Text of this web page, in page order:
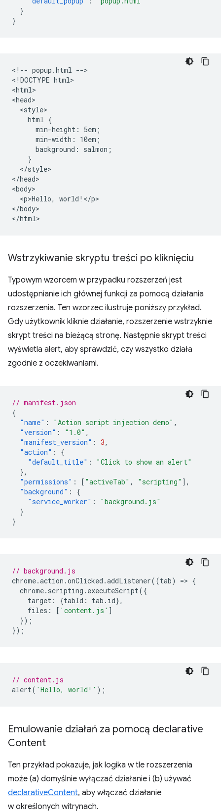
}
}
<!-- popup.html -->
<!DOCTYPE html>
<html>
<head>
  <style>
    html {
      min-height: 5em;
      min-width: 10em;
      background: salmon;
    }
  </style>
</head>
<body>
  <p>Hello, world!</p>
</body>
Wstrzykiwanie skryptu treści po kliknięciu
Typowym wzorcem w przypadku rozszerzeń jest
udostępnianie ich głównej funkcji za pomocą działania
rozszerzenia. Ten wzorzec ilustruje poniższy przykład.
Gdy użytkownik kliknie działanie, rozszerzenie wstrzyknie
skrypt treści na bieżącą stronę. Następnie skrypt treści
wyświetla alert, aby sprawdzić, czy wszystko działa
zgodnie z oczekiwaniami.
// manifest.json
{
"name" : "Action script injection demo" ,
"version" : "1.0" ,
"manifest_version" : 3,
"action" :
{
"default_title" :
"Click to show an alert"
},
"permissions" : [ "activeTab" , "scripting" ],
"background" :
{
"service_worker" :
"background.js"
}
}
// background.js
chrome.action .onClicked .addListener((tab) => {
chrome. scripting . executeScript({
target : {tabId : tab . id},
files : [ 'content.js' ]
});
});
// content.js
alert( 'Hello, world!' );
Emulowanie działań za pomocą declarative
Content
Ten przykład pokazuje, jak logika w tle rozszerzenia
może (a) domyślnie wyłączać działanie i (b) używać
declarativeContent, aby włączać działanie
w określonych witrynach.